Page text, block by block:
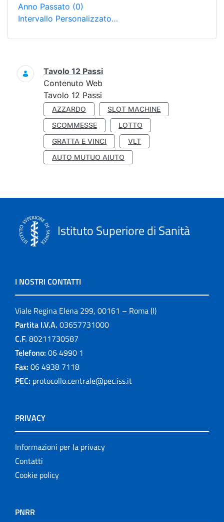
Anno Passato (0)
Intervallo Personalizzato…
Ricerca
Tavolo 12 Passi
Contenuto Web
Tavolo 12 Passi
AZZARDO
SLOT MACHINE
SCOMMESSE
LOTTO
GRATTA E VINCI
VLT
AUTO MUTUO AIUTO
Istituto Superiore di Sanità
I NOSTRI CONTATTI
Viale Regina Elena 299, 00161 – Roma (I)
Partita I.V.A. 03657731000
C.F. 80211730587
Telefono: 06 4990 1
Fax: 06 4938 7118
PEC: protocollo.centrale@pec.iss.it
PRIVACY
Informazioni per la privacy
Contatti
Cookie policy
PNRR